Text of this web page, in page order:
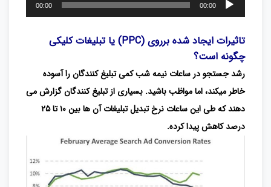
صوت
00:00
00:00
تاثیرات ایجاد شده برروی (PPC) یا
تبلیغات کلیکی
چگونه است؟
رشد جستجو در ساعات نیمه شب کمی تبلیغ کنندگان را آسوده
خاطر میکند، اما مواظب باشید. بسیاری از تبلیغ کنندگان گزارش می
دهند که طی این ساعات نرخ تبدیل تبلیغات آن ها بین ۱۰ تا ۲۵
درصد کاهش پیدا کرده.